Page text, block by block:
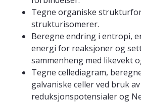
Tegne organiske
strukturisomerer.
Beregne endring i entropi,
energi for reaksjoner og
sammenheng med likevekt
Tegne cellediagram,
galvaniske celler ved bruk
reduksjonspotensialer og